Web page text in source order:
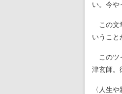
い。今や
この文
いうこと
このツ
津玄師。
〈人生